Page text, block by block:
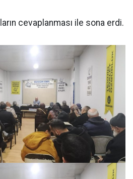
cevaplanması ile sona erdi.